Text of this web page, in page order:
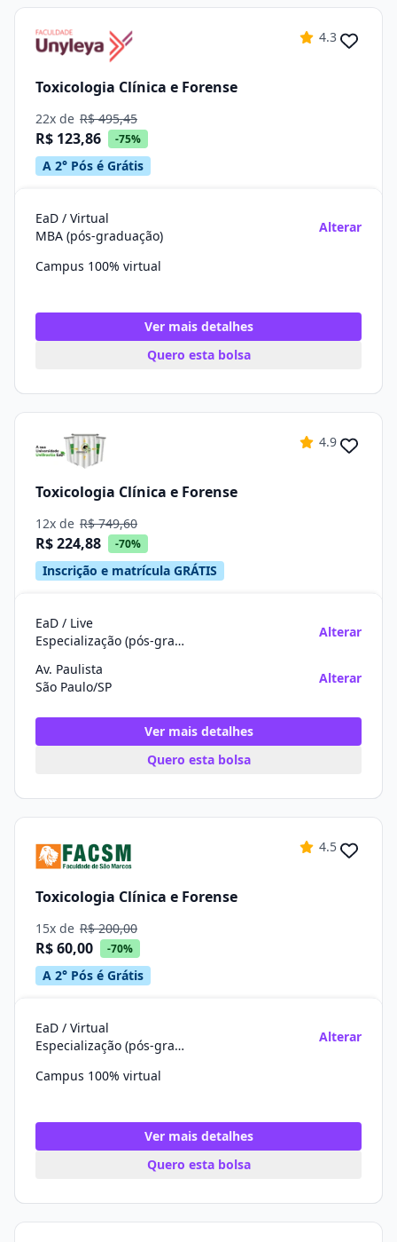
4.3
Toxicologia Clínica e Forense
22x de R$ 495,45
R$ 123,86 -75%
A 2° Pós é Grátis
EaD / Virtual
MBA (pós-graduação)
Alterar
Campus 100% virtual
Ver mais detalhes
Quero esta bolsa
4.9
Toxicologia Clínica e Forense
12x de R$ 749,60
R$ 224,88 -70%
Inscrição e matrícula GRÁTIS
EaD / Live
Especialização (pós-graduação)
Alterar
Av. Paulista
São Paulo/SP
Alterar
Ver mais detalhes
Quero esta bolsa
4.5
Toxicologia Clínica e Forense
15x de R$ 200,00
R$ 60,00 -70%
A 2° Pós é Grátis
EaD / Virtual
Especialização (pós-graduação)
Alterar
Campus 100% virtual
Ver mais detalhes
Quero esta bolsa